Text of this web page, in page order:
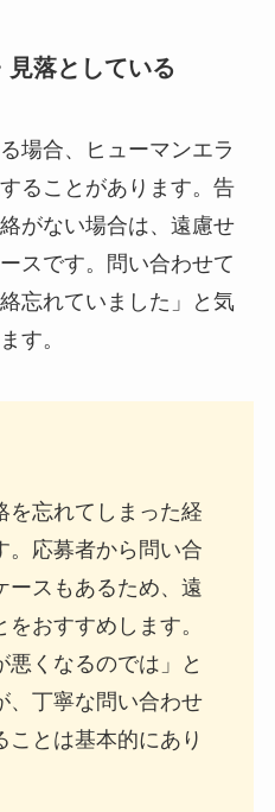
落としている
場合、ヒューマンエラ
ることがあります。告
がない場合は、遠慮せ
スです。問い合わせて
忘れていました」と気
す。
を忘れてしまった経
。応募者から問い合
ースもあるため、遠
おすすめします。
悪くなるのでは」と
、丁寧な問い合わせ
ことは基本的にあり